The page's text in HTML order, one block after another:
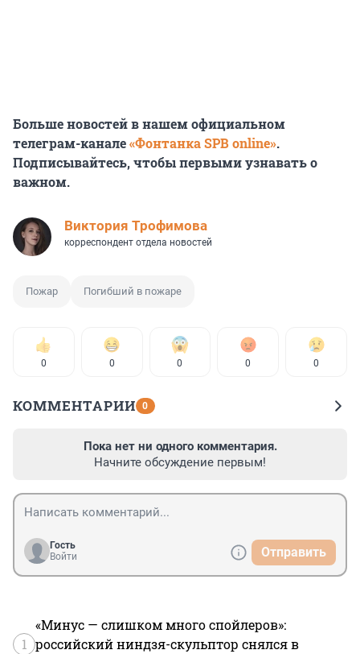
Больше новостей в нашем официальном
телеграм-канале«Фонтанка SPB online».
Подписывайтесь, чтобы первыми узнавать о
важном.
Виктория Трофимова
корреспондент отдела новостей
Пожар Погибший в пожаре
0 0 0 0 0
КОММЕНТАРИИ 0
Пока нет ни одного комментария.
Начните обсуждение первым!
Гость
Войти
Отправить
1
«Минус — слишком много спойлеров»:
российский ниндзя-скульптор снялся в